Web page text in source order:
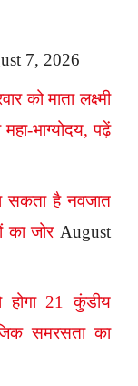
7, 2026
को माता लक्ष्मी
भाग्योदय, पढ़ें
सकता है नवजात
का जोर August
होगा 21 कुंडीय
समरसता का